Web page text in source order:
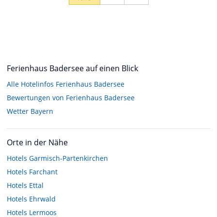
Ferienhaus Badersee auf einen Blick
Alle Hotelinfos Ferienhaus Badersee
Bewertungen von Ferienhaus Badersee
Wetter Bayern
Orte in der Nähe
Hotels Garmisch-Partenkirchen
Hotels Farchant
Hotels Ettal
Hotels Ehrwald
Hotels Lermoos